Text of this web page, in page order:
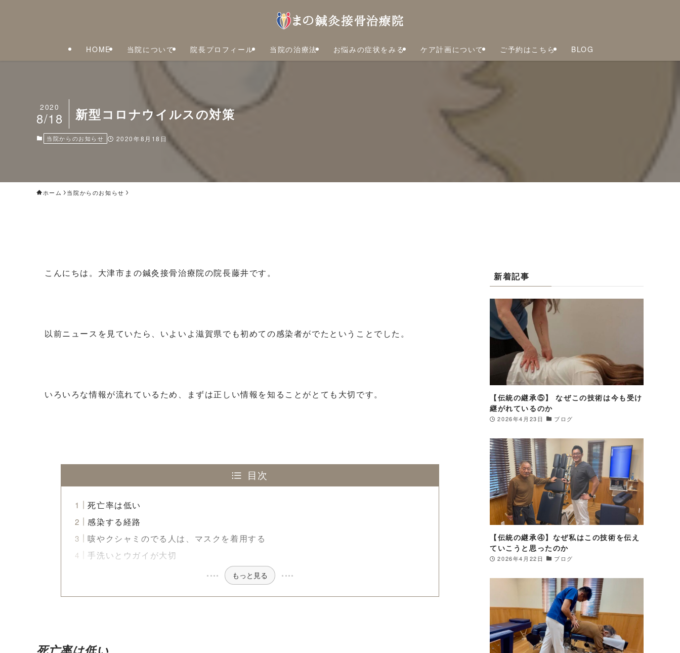
HOME 当院について 院長プロフィール 当院の治療法 お悩みの症状をみる ケア計画について ご予約はこちら BLOG
新型コロナウイルスの対策
2020
8/18
当院からのお知らせ 2020年8月18日
ホーム 当院からのお知らせ
こんにちは。大津市まの鍼灸接骨治療院の院長藤井です。
以前ニュースを見ていたら、いよいよ滋賀県でも初めての感染者がでたということでした。
いろいろな情報が流れているため、まずは正しい情報を知ることがとても大切です。
目次
死亡率は低い
感染する経路
咳やクシャミのでる人は、マスクを着用する
手洗いとウガイが大切
もっと見る
新着記事
【伝統の継承⑤】 なぜこの技術は今も受け
継がれているのか
2026年4月23日 ブログ
【伝統の継承④】なぜ私はこの技術を伝え
ていこうと思ったのか
2026年4月22日 ブログ